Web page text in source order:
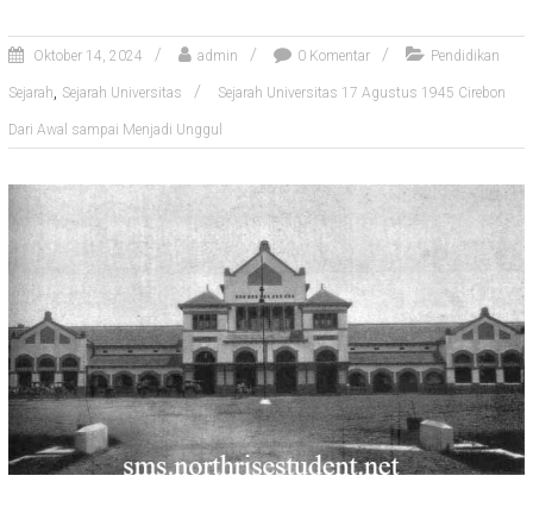
Oktober 14, 2024 admin 0 Komentar Pendidikan
Sejarah, Sejarah Universitas Sejarah Universitas 17 Agustus 1945 Cirebon
Dari Awal sampai Menjadi Unggul